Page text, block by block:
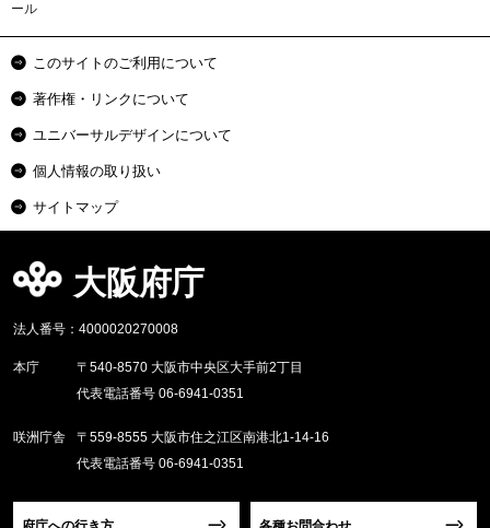
ール
このサイトのご利用について
著作権・リンクについて
ユニバーサルデザインについて
個人情報の取り扱い
サイトマップ
大阪府庁
法人番号：4000020270008
本庁
〒540-8570 大阪市中央区大手前2丁目
代表電話番号 06-6941-0351
咲洲庁舎
〒559-8555 大阪市住之江区南港北1-14-16
代表電話番号 06-6941-0351